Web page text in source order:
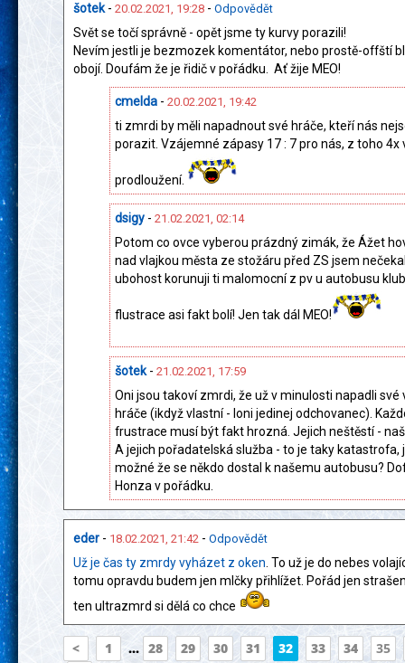
šotek- 20.02.2021, 19:28 - Odpovědět
Svět se točí správně - opět jsme ty kurvy porazili!
Nevím jestli je bezmozek komentátor, nebo prostě-offští
obojí. Doufám že je řidič v pořádku. Ať žije MEO!
cmelda - 20.02.2021, 19:42
ti zmrdi by měli napadnout své hráče, kteří nás
porazit. Vzájemné zápasy 17 : 7 pro nás, z toho 4x
prodloužení.
dsigy - 21.02.2021, 02:14
Potom co ovce vyberou prázdný zimák, že Ážet
nad vlajkou města ze stožáru před ZS jsem
ubohost korunuji ti malomocní z pv u autobusu
flustrace asi fakt bolí! Jen tak dál MEO!
šotek- 21.02.2021, 17:59
Oni jsou takoví zmrdi, že už v minulosti napadli své
hráče (ikdyž vlastní - loni jedinej odchovanec).
frustrace musí být fakt hrozná. Jejich neštěstí -
A jejich pořadatelská služba - to je taky katastrofa,
možné že se někdo dostal k našemu autobusu?
Honza v pořádku.
eder - 18.02.2021, 21:42 - Odpovědět
Už je čas ty zmrdy vyházet z oken . To už je do nebes
tomu opravdu budem jen mlčky přihlížet. Pořád jen
ten ultrazmrd si dělá co chce
< 1 ... 28 29 30 31 32 33 34 35